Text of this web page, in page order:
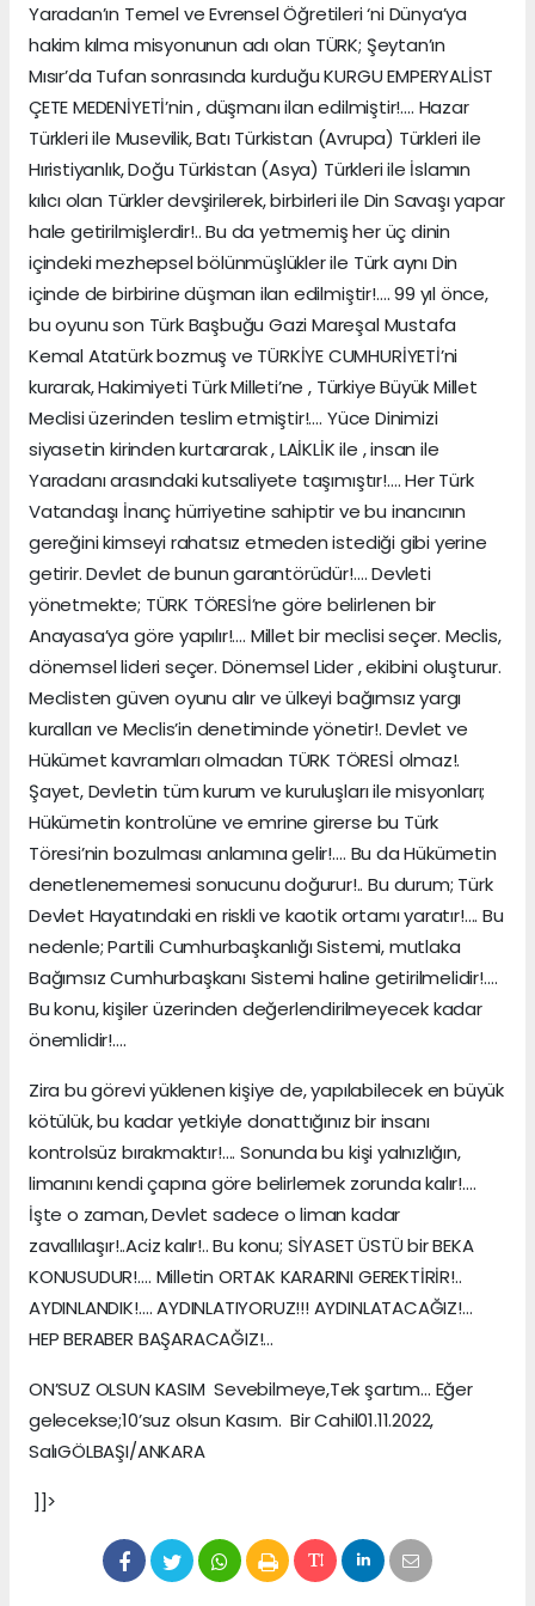
Yaradan’ın Temel ve Evrensel Öğretileri ‘ni Dünya’ya
hakim kılma misyonunun adı olan TÜRK; Şeytan’ın
Mısır’da Tufan sonrasında kurduğu KURGU EMPERYALİST
ÇETE MEDENİYETİ’nin , düşmanı ilan edilmiştir!…. Hazar
Türkleri ile Musevilik, Batı Türkistan (Avrupa) Türkleri ile
Hıristiyanlık, Doğu Türkistan (Asya) Türkleri ile İslamın
kılıcı olan Türkler devşirilerek, birbirleri ile Din Savaşı yapar
hale getirilmişlerdir!.. Bu da yetmemiş her üç dinin
içindeki mezhepsel bölünmüşlükler ile Türk aynı Din
içinde de birbirine düşman ilan edilmiştir!…. 99 yıl önce,
bu oyunu son Türk Başbuğu Gazi Mareşal Mustafa
Kemal Atatürk bozmuş ve TÜRKİYE CUMHURİYETİ’ni
kurarak, Hakimiyeti Türk Milleti’ne , Türkiye Büyük Millet
Meclisi üzerinden teslim etmiştir!…. Yüce Dinimizi
siyasetin kirinden kurtararak , LAİKLİK ile , insan ile
Yaradanı arasındaki kutsaliyete taşımıştır!…. Her Türk
Vatandaşı İnanç hürriyetine sahiptir ve bu inancının
gereğini kimseyi rahatsız etmeden istediği gibi yerine
getirir. Devlet de bunun garantörüdür!…. Devleti
yönetmekte; TÜRK TÖRESİ’ne göre belirlenen bir
Anayasa’ya göre yapılır!…. Millet bir meclisi seçer. Meclis,
dönemsel lideri seçer. Dönemsel Lider , ekibini oluşturur.
Meclisten güven oyunu alır ve ülkeyi bağımsız yargı
kuralları ve Meclis’in denetiminde yönetir!. Devlet ve
Hükümet kavramları olmadan TÜRK TÖRESİ olmaz!.
Şayet, Devletin tüm kurum ve kuruluşları ile misyonları;
Hükümetin kontrolüne ve emrine girerse bu Türk
Töresi’nin bozulması anlamına gelir!…. Bu da Hükümetin
denetlenememesi sonucunu doğurur!.. Bu durum; Türk
Devlet Hayatındaki en riskli ve kaotik ortamı yaratır!…. Bu
nedenle; Partili Cumhurbaşkanlığı Sistemi, mutlaka
Bağımsız Cumhurbaşkanı Sistemi haline getirilmelidir!….
Bu konu, kişiler üzerinden değerlendirilmeyecek kadar
önemlidir!….
Zira bu görevi yüklenen kişiye de, yapılabilecek en büyük
kötülük, bu kadar yetkiyle donattığınız bir insanı
kontrolsüz bırakmaktır!…. Sonunda bu kişi yalnızlığın,
limanını kendi çapına göre belirlemek zorunda kalır!….
İşte o zaman, Devlet sadece o liman kadar
zavallılaşır!..Aciz kalır!.. Bu konu; SİYASET ÜSTÜ bir BEKA
KONUSUDUR!…. Milletin ORTAK KARARINI GEREKTİRİR!..
AYDINLANDIK!…. AYDINLATIYORUZ!!! AYDINLATACAĞIZ!…
HEP BERABER BAŞARACAĞIZ!…
ON’SUZ OLSUN KASIM Sevebilmeye,Tek şartım… Eğer
gelecekse;10’suz olsun Kasım. Bir Cahil01.11.2022,
SalıGÖLBAŞI/ANKARA
]]>